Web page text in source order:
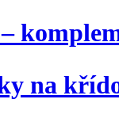
na